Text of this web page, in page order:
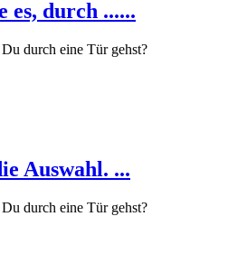
es, durch ......
durch eine Tür gehst?
Auswahl. ...
durch eine Tür gehst?